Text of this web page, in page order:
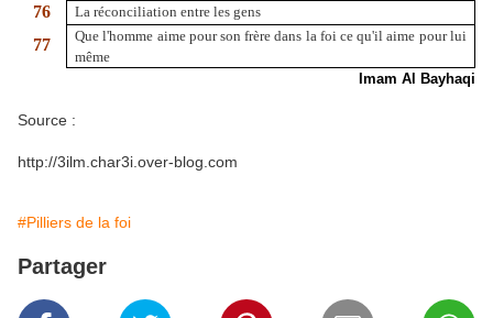
76 La réconciliation entre les gens
77
Que l'homme aime pour son frère dans la foi ce qu'il aime pour lui
même
Imam Al Bayhaqi
Source :
http://3ilm.char3i.over-blog.com
#Pilliers de la foi
Partager